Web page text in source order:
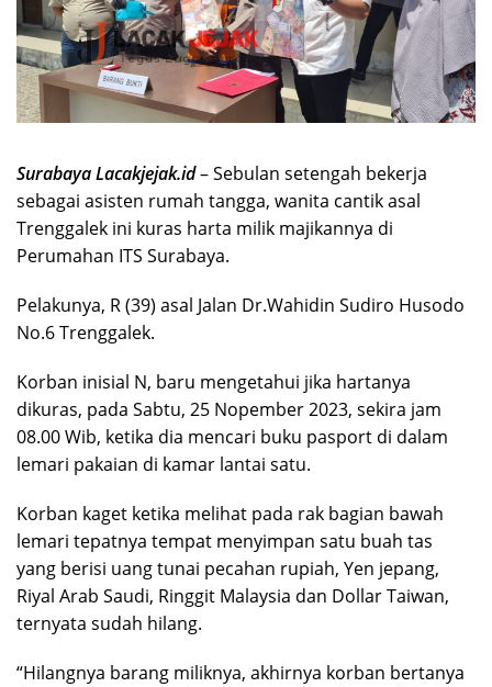
Surabaya Lacakjejak.id– Sebulan setengah bekerja
sebagai asisten rumah tangga, wanita cantik asal
Trenggalek ini kuras harta milik majikannya di
Perumahan ITS Surabaya.
Pelakunya, R (39) asal Jalan Dr.Wahidin Sudiro Husodo
No.6 Trenggalek.
Korban inisial N, baru mengetahui jika hartanya
dikuras, pada Sabtu, 25 Nopember 2023, sekira jam
08.00 Wib, ketika dia mencari buku pasport di dalam
lemari pakaian di kamar lantai satu.
Korban kaget ketika melihat pada rak bagian bawah
lemari tepatnya tempat menyimpan satu buah tas
yang berisi uang tunai pecahan rupiah, Yen jepang,
Riyal Arab Saudi, Ringgit Malaysia dan Dollar Taiwan,
ternyata sudah hilang.
“Hilangnya barang miliknya, akhirnya korban bertanya